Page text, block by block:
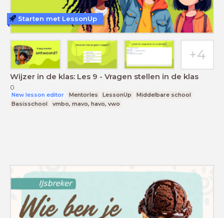
Wijzer in de klas: Les 9 - Vragen stellen in de klas
0
New lesson editor Mentorles LessonUp
Middelbare school
Basisschool
vmbo, mavo, havo, vwo
Starten met LessonUp